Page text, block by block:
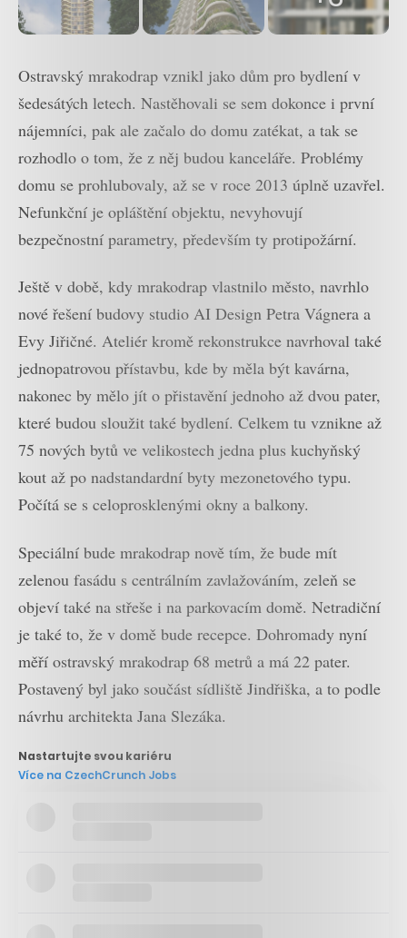
Ostravský mrakodrap vznikl jako dům pro bydlení v
šedesátých letech. Nastěhovali se sem dokonce i první
nájemníci, pak ale začalo do domu zatékat, a tak se
rozhodlo o tom, že z něj budou kanceláře. Problémy
domu se prohlubovaly, až se v roce 2013 úplně uzavřel.
Nefunkční je opláštění objektu, nevyhovují
bezpečnostní parametry, především ty protipožární.
Ještě v době, kdy mrakodrap vlastnilo město, navrhlo
nové řešení budovy studio AI Design Petra Vágnera a
Evy Jiřičné. Ateliér kromě rekonstrukce navrhoval také
jednopatrovou přístavbu, kde by měla být kavárna,
nakonec by mělo jít o přistavění jednoho až dvou pater,
které budou sloužit také bydlení. Celkem tu vznikne až
75 nových bytů ve velikostech jedna plus kuchyňský
kout až po nadstandardní byty mezonetového typu.
Počítá se s celoprosklenými okny a balkony.
Speciální bude mrakodrap nově tím, že bude mít
zelenou fasádu s centrálním zavlažováním, zeleň se
objeví také na střeše i na parkovacím domě. Netradiční
je také to, že v domě bude recepce. Dohromady nyní
měří ostravský mrakodrap 68 metrů a má 22 pater.
Postavený byl jako součást sídliště Jindřiška, a to podle
návrhu architekta Jana Slezáka.
Nastartujte svou kariéru
Více na CzechCrunch Jobs